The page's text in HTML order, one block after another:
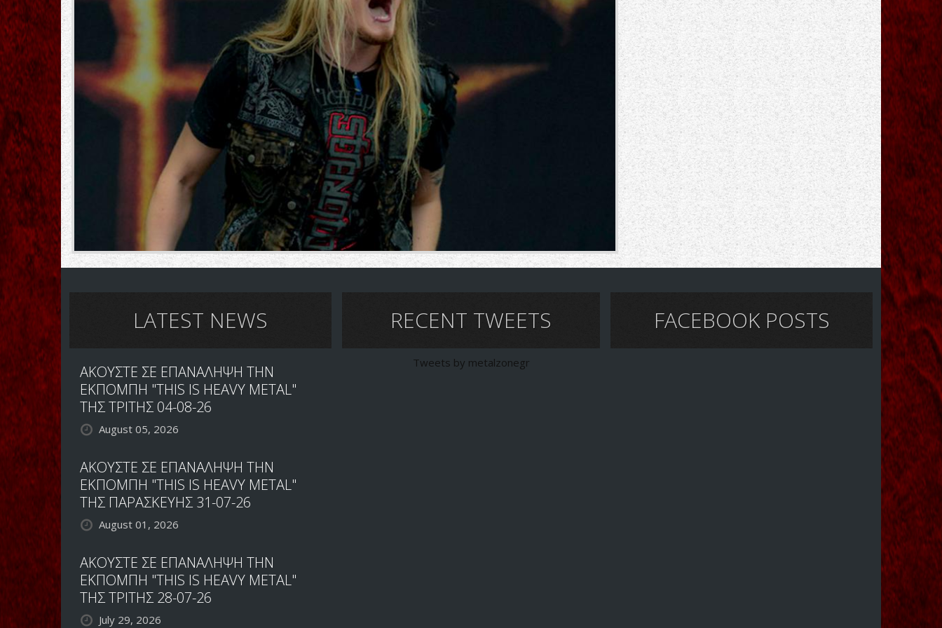
LATEST NEWS
ΑΚΟΥΣΤΕ ΣΕ ΕΠΑΝΑΛΗΨΗ ΤΗΝ
ΕΚΠΟΜΠΗ "THIS IS HEAVY METAL"
ΤΗΣ ΤΡΙΤΗΣ 04-08-26
August 05, 2026
ΑΚΟΥΣΤΕ ΣΕ ΕΠΑΝΑΛΗΨΗ ΤΗΝ
ΕΚΠΟΜΠΗ "THIS IS HEAVY METAL"
ΤΗΣ ΠΑΡΑΣΚΕΥΗΣ 31-07-26
August 01, 2026
ΑΚΟΥΣΤΕ ΣΕ ΕΠΑΝΑΛΗΨΗ ΤΗΝ
ΕΚΠΟΜΠΗ "THIS IS HEAVY METAL"
ΤΗΣ ΤΡΙΤΗΣ 28-07-26
July 29, 2026
RECENT TWEETS
Tweets by metalzonegr
FACEBOOK POSTS